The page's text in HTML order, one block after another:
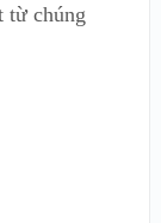
từ chúng